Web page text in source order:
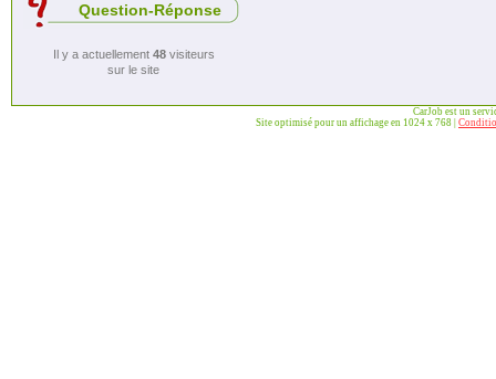
Question-Réponse
Il y a actuellement 48visiteurs
sur le site
CarJob est un
Site optimisé pour un affichage en 1024 x 768 |